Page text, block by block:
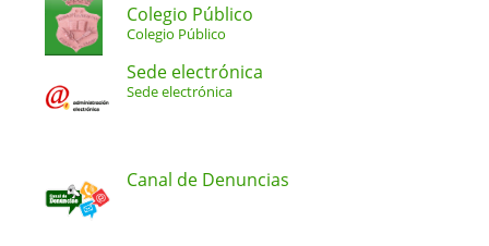
Colegio Público
Colegio Público
Sede electrónica
Sede electrónica
Canal de Denuncias